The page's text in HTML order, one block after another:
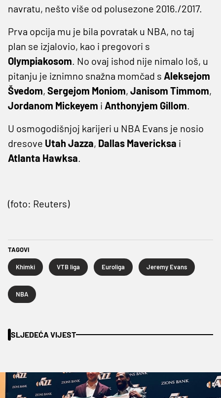
navratu, nešto više od polusezone 2016./2017.
Prva opcija mu je bila povratak u NBA, no taj
plan se izjalovio, kao i pregovori s
Olympiakosom. No ovaj ishod nije nimalo loš, u
pitanju je iznimno snažna momčad s Aleksejom
Švedom, Sergejom Moniom, Janisom Timmom,
Jordanom Mickeyem i Anthonyjem Gillom.
U osmogodišnjoj karijeri u NBA Evans je nosio
dresove Utah Jazza, Dallas Mavericksa i
Atlanta Hawksa.
(foto: Reuters)
TAGOVI
Khimki VTB liga Euroliga Jeremy Evans
NBA
SLJEDEĆA VIJEST